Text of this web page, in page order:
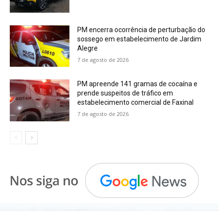
PM encerra ocorrência de perturbação do
sossego em estabelecimento de Jardim
Alegre
7 de agosto de 2026
PM apreende 141 gramas de cocaína e
prende suspeitos de tráfico em
estabelecimento comercial de Faxinal
7 de agosto de 2026